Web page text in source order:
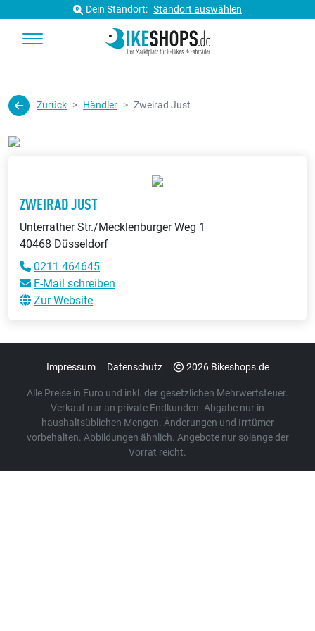
Dein Standort: Standort auswählen
Zurück Händler Zweirad Just
ZWEIRAD JUST
Unterrather Str./Mecklenburger Weg 1
40468 Düsseldorf
0211 464645
E-Mail schreiben
Zur Website
Impressum Datenschutz 2026 Bikeshops.de
Alle Preise in Euro und inkl. der gesetzlichen Mehrwertsteuer.
Verkauf nur an private Endkunden. Abgabe nur in
haushaltsüblichen Mengen. Änderungen und Irrtümer
vorbehalten. Abbildungen ähnlich. Angebote nur solange der
Vorrat reicht.